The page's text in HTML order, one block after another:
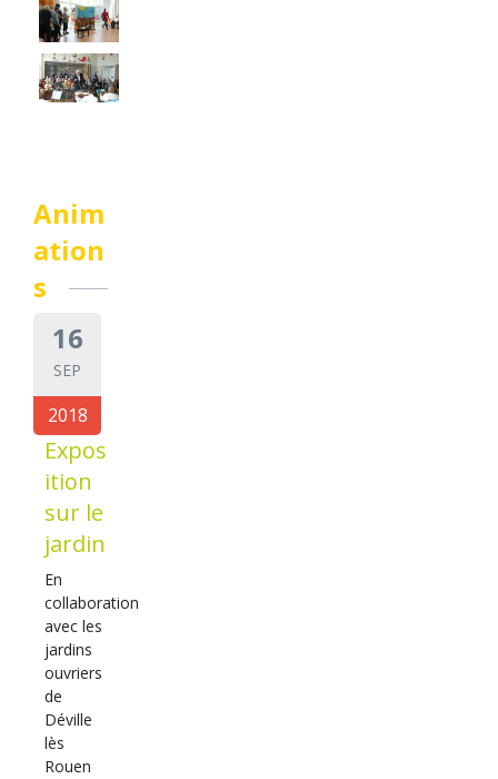
Anim
ation
s
16
SEP
2018
Expos
ition
sur le
jardin
En
collaboration
avec les
jardins
ouvriers
de
Déville
lès
Rouen